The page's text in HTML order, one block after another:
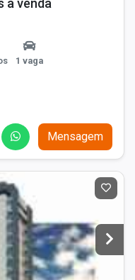
à venda
1 vaga
Mensagem